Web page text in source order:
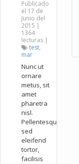
Publicado
el 17 de
Junio del
2015 |
1364
lecturas |
test,
mar
Nunc ut
ornare
metus, sit
amet
pharetra
nisl.
Pellentesque
sed
eleifend
tortor,
facilisis